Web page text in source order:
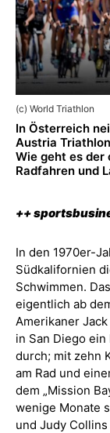
(c) World Triathlon
In Österreich
Austria
Wie geht es der
Radfahren und
++
In den 1970er-
Südkalifornien
Schwimmen.
eigentlich ab
Amerikaner
in San Diego
durch; mit zehn
am Rad und
dem „Mission
wenige Monate
und Judy